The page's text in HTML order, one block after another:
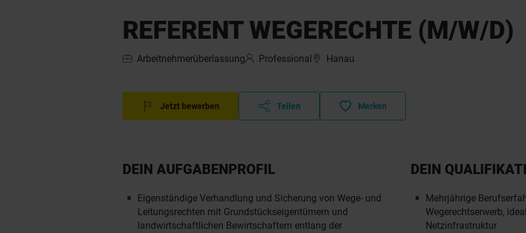
REFERENT WEGERECHTE (M/W/D)
Arbeitnehmerüberlassung Professional Hanau
Jetzt bewerben Teilen Merken
DEIN AUFGABENPROFIL
Eigenständige Verhandlung und Sicherung von Wege- und
Leitungsrechten mit Grundstückseigentümern und
landwirtschaftlichen Bewirtschaftern entlang der
DEIN
Mehrjährige
Wegerechtserwerb,
Netzinfrastruktur